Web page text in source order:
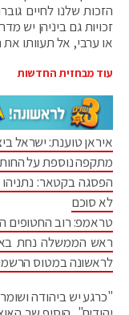
הזכות שלנו לחיים
זכויות גם ביניהן יש
או ערבי, אל תעוותו
עוד מבחזית החדשות
איראן טוענת: ישראל
מתקפה נוספת על
הפסגה בקטאר:
לא סוכם
טראמפ: רוב החטופים
ראש הממשלה נחת
לראשונה במטוס
"כרגע יש ביהודה